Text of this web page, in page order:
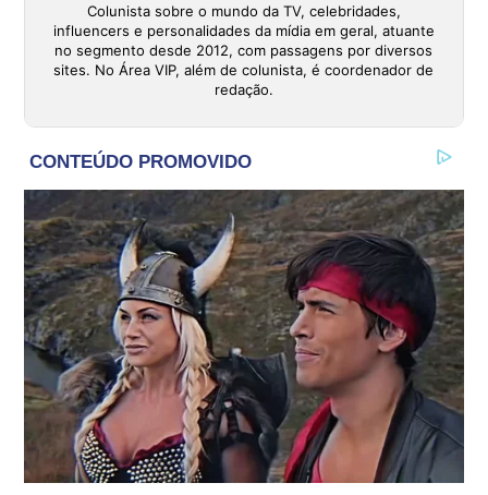
Colunista sobre o mundo da TV, celebridades,
influencers e personalidades da mídia em geral, atuante
no segmento desde 2012, com passagens por diversos
sites. No Área VIP, além de colunista, é coordenador de
redação.